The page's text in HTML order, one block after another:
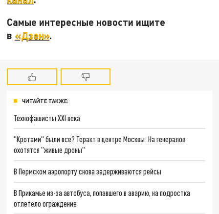
Самые интересные новости ищите
в «Дзен».
ЧИТАЙТЕ ТАКЖЕ:
Технофашисты XXI века
"Кротами" были все? Теракт в центре Москвы: На генералов
охотятся "живые дроны"
В Пермском аэропорту снова задерживаются рейсы
В Прикамье из-за автобуса, попавшего в аварию, на подростка
отлетело ограждение